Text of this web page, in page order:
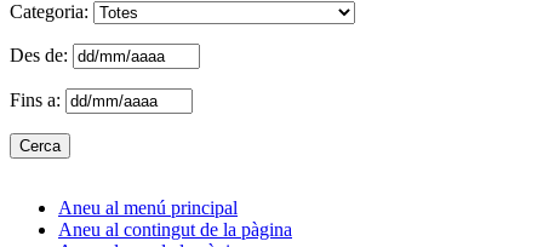
Categoria:
Des de:
Fins a:
Aneu al menú principal
Aneu al contingut de la pàgina